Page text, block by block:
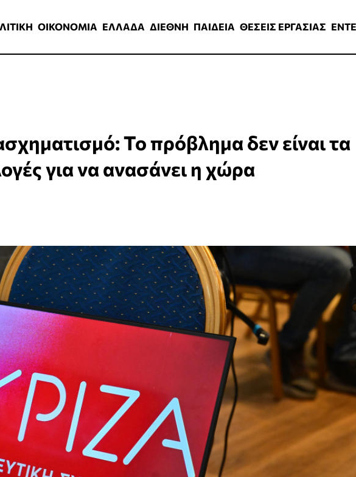
ΟΙΚΟΝΟΜΙΑ ΕΛΛΑΔΑ ΔΙΕΘΝΗ ΠΑΙΔΕΙΑ ΘΕΣΕΙΣ ΕΡΓΑΣΙΑΣ
Το πρόβλημα δεν είναι τα
για να ανασάνει η χώρα